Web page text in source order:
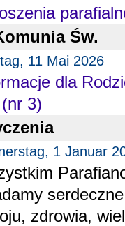
Św.
11 Mai 2026
dla
3)
1 Januar
zdrowia,